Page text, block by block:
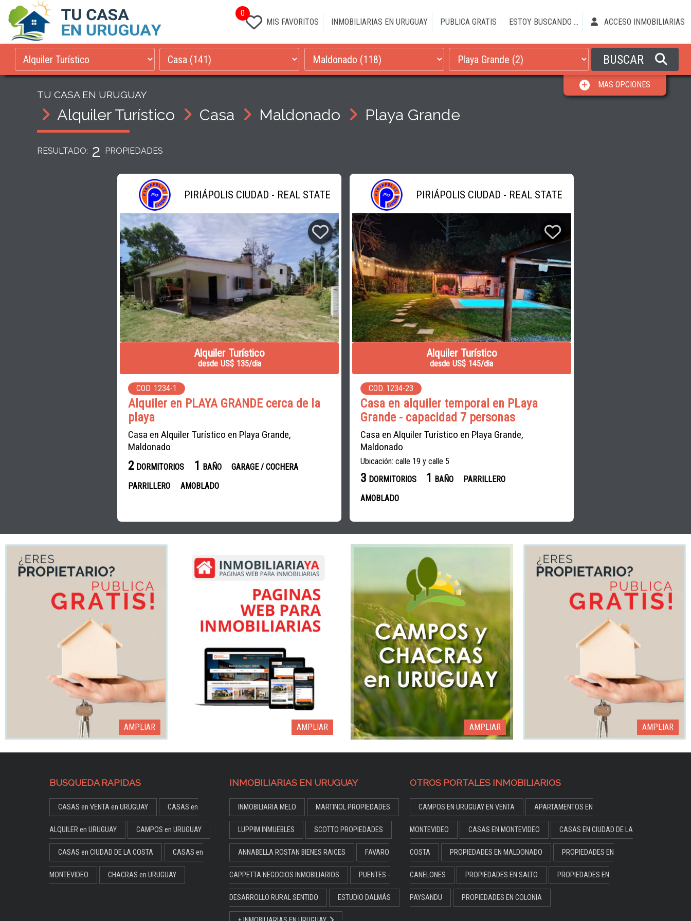
0
MIS FAVORITOS
INMOBILIARIAS EN URUGUAY PUBLICA GRATIS ESTOY BUSCANDO ... ACCESO INMOBILIARIAS
BUSCAR
MAS OPCIONES
TU CASA EN URUGUAY
Alquiler Turístico Casa Maldonado Playa Grande
RESULTADO: 2 PROPIEDADES
PIRIÁPOLIS CIUDAD - REAL STATE
Alquiler Turístico
desde US$ 135/dia
COD. 1234-1
Alquiler en PLAYA GRANDE cerca de la
playa
Casa en Alquiler Turístico en Playa Grande,
Maldonado
2 DORMITORIOS 1 BAÑO
GARAGE / COCHERA
PARRILLERO
AMOBLADO
PIRIÁPOLIS CIUDAD - REAL STATE
Alquiler Turístico
desde US$ 145/dia
COD. 1234-23
Casa en alquiler temporal en PLaya
Grande - capacidad 7 personas
Casa en Alquiler Turístico en Playa Grande,
Maldonado
Ubicación: calle 19 y calle 5
3 DORMITORIOS 1 BAÑO
PARRILLERO
AMOBLADO
AMPLIAR AMPLIAR AMPLIAR AMPLIAR
BUSQUEDA RAPIDAS
CASAS en VENTA en URUGUAY CASAS en
ALQUILER en URUGUAY CAMPOS en URUGUAY
CASAS en CIUDAD DE LA COSTA CASAS en
MONTEVIDEO CHACRAS en URUGUAY
INMOBILIARIAS EN URUGUAY
INMOBILIARIA MELO MARTINOL PROPIEDADES
LUPPIM INMUEBLES SCOTTO PROPIEDADES
ANNABELLA ROSTAN BIENES RAICES FAVARO
CAPPETTA NEGOCIOS INMOBILIARIOS PUENTES -
DESARROLLO RURAL SENTIDO ESTUDIO DALMÁS
OTROS PORTALES INMOBILIARIOS
CAMPOS EN URUGUAY EN VENTA APARTAMENTOS EN
MONTEVIDEO CASAS EN MONTEVIDEO CASAS EN CIUDAD DE LA
COSTA PROPIEDADES EN MALDONADO PROPIEDADES EN
CANELONES PROPIEDADES EN SALTO PROPIEDADES EN
PAYSANDU PROPIEDADES EN COLONIA